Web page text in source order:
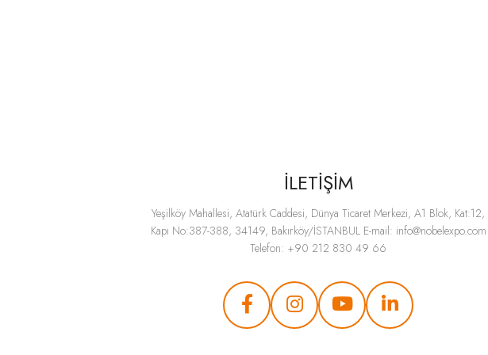
İLETİŞİM
Yeşilköy Mahallesi, Atatürk Caddesi, Dünya Ticaret Merkezi, A1 Blok, Kat:12,
Kapı No:387-388, 34149, Bakırköy/İSTANBUL E-mail: info@nobelexpo.com
Telefon: +90 212 830 49 66